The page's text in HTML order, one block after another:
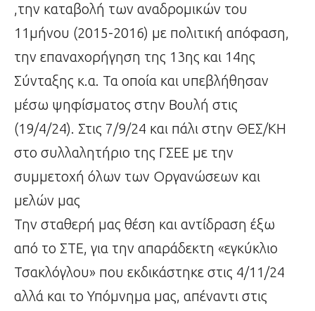
,την καταβολή των αναδρομικών του
11μήνου (2015-2016) με πολιτική απόφαση,
την επαναχορήγηση της 13ης και 14ης
Σύνταξης κ.α. Τα οποία και υπεβλήθησαν
μέσω ψηφίσματος στην Βουλή στις
(19/4/24). Στις 7/9/24 και πάλι στην ΘΕΣ/ΚΗ
στο συλλαλητήριο της ΓΣΕΕ με την
συμμετοχή όλων των Οργανώσεων και
μελών μας
Την σταθερή μας θέση και αντίδραση έξω
από το ΣΤΕ, για την απαράδεκτη «εγκύκλιο
Τσακλόγλου» που εκδικάστηκε στις 4/11/24
αλλά και το Υπόμνημα μας, απέναντι στις